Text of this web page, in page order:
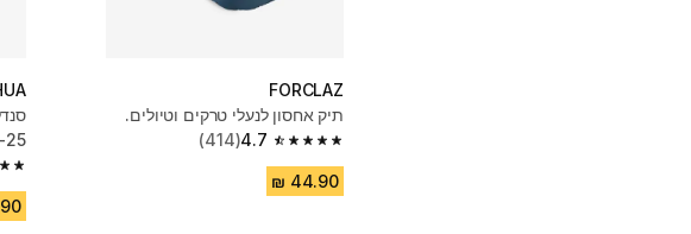
FORCLAZ
תיק אחסון לנעלי טרקים וטיולים.
4.7
4.7 out of 5 stars from 414 reviews
(414)
25
4.7 out of 5 stars from 1055 reviews